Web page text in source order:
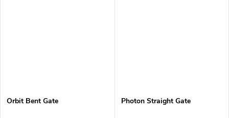
Orbit Bent Gate Photon Straight Gate